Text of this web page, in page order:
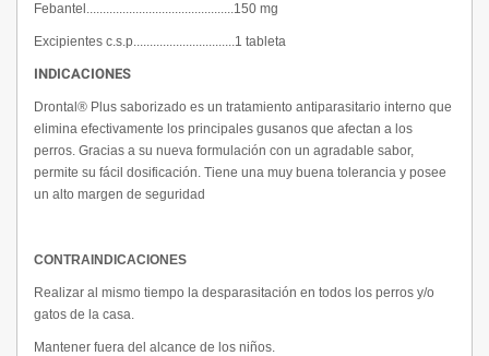
Febantel.............................................150 mg
Excipientes c.s.p...............................1 tableta
INDICACIONES
Drontal® Plus saborizado es un tratamiento antiparasitario interno que
elimina efectivamente los principales gusanos que afectan a los
perros. Gracias a su nueva formulación con un agradable sabor,
permite su fácil dosificación. Tiene una muy buena tolerancia y posee
un alto margen de seguridad
CONTRAINDICACIONES
Realizar al mismo tiempo la desparasitación en todos los perros y/o
gatos de la casa.
Mantener fuera del alcance de los niños.